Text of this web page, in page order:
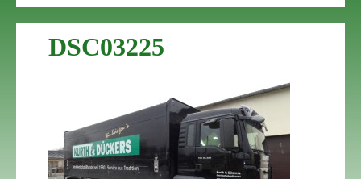
Startseite
Über uns
Sortiment
DSC03225